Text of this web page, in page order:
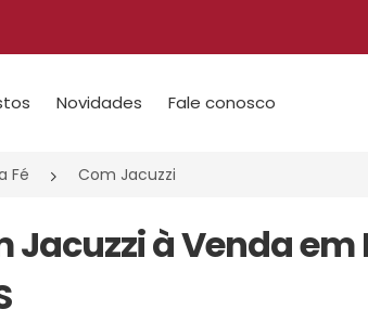
Novidades Fale conosco
Fé Com Jacuzzi
Jacuzzi à Venda